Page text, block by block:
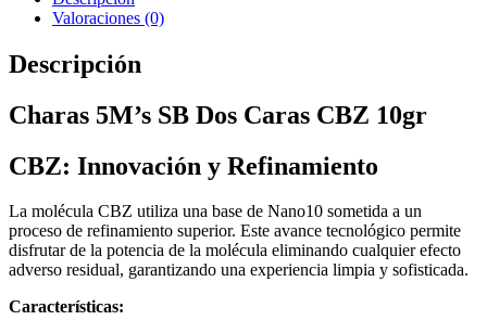
Valoraciones (0)
Descripción
Charas 5M’s SB Dos Caras CBZ 10gr
CBZ: Innovación y Refinamiento
La molécula CBZ utiliza una base de Nano10 sometida a un
proceso de refinamiento superior. Este avance tecnológico permite
disfrutar de la potencia de la molécula eliminando cualquier efecto
adverso residual, garantizando una experiencia limpia y sofisticada.
Características: